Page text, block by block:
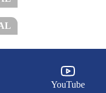
YouTube